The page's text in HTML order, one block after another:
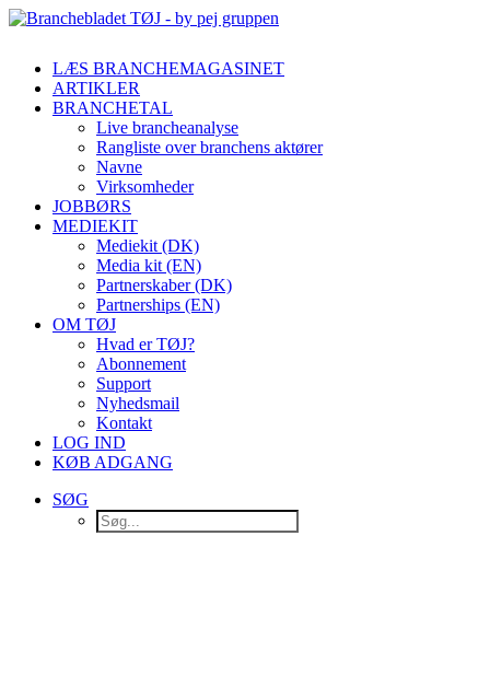
LÆS BRANCHEMAGASINET
ARTIKLER
BRANCHETAL
Live brancheanalyse
Rangliste over branchens aktører
Navne
Virksomheder
JOBBØRS
MEDIEKIT
Mediekit (DK)
Media kit (EN)
Partnerskaber (DK)
Partnerships (EN)
OM TØJ
Hvad er TØJ?
Abonnement
Support
Nyhedsmail
Kontakt
LOG IND
KØB ADGANG
SØG